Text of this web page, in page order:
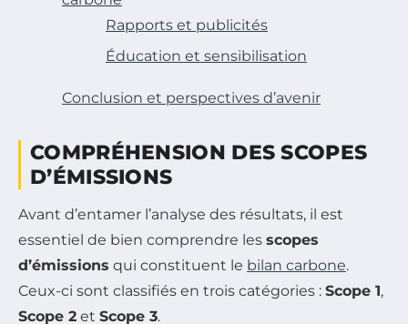
Rapports et publicités
Éducation et sensibilisation
Conclusion et perspectives d’avenir
COMPRÉHENSION DES SCOPES
D’ÉMISSIONS
Avant d’entamer l’analyse des résultats, il est
essentiel de bien comprendre les scopes
d’émissions qui constituent le bilan carbone.
Ceux-ci sont classifiés en trois catégories : Scope 1,
Scope 2 et Scope 3.